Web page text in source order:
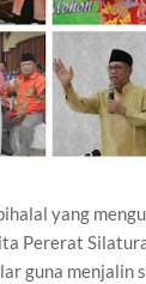
yang
Pererat
guna menjalin